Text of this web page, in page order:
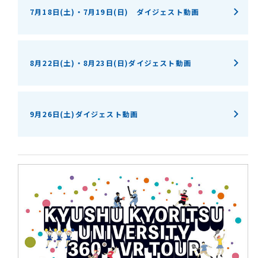
7月18日(土)・7月19日(日) ダイジェスト動画
8月22日(土)・8月23日(日)ダイジェスト動画
9月26日(土)ダイジェスト動画